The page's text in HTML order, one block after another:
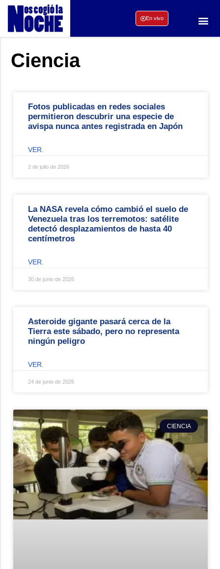
En vivo
Ciencia
Fotos publicadas en redes sociales
permitieron descubrir una especie de
avispa nunca antes registrada en Japón
VER.
2 de julio de 2026
La NASA revela cómo cambió el suelo de
Venezuela tras los terremotos: satélite
detectó desplazamientos de hasta 40
centímetros
VER.
30 de junio de 2026
Asteroide gigante pasará cerca de la
Tierra este sábado, pero no representa
ningún peligro
VER.
24 de junio de 2026
CIENCIA